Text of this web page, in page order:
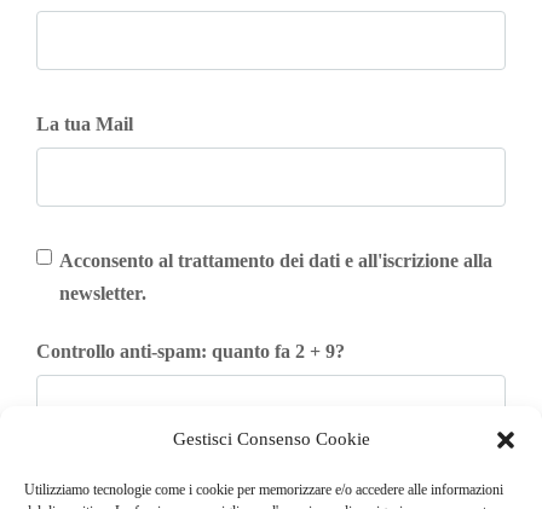
Gestisci Consenso Cookie
Utilizziamo tecnologie come i cookie per memorizzare e/o accedere alle informazioni
La tua Mail
Acconsento al trattamento dei dati e all'iscrizione alla
newsletter.
Controllo anti-spam: quanto fa 2 + 9?
Iscriviti